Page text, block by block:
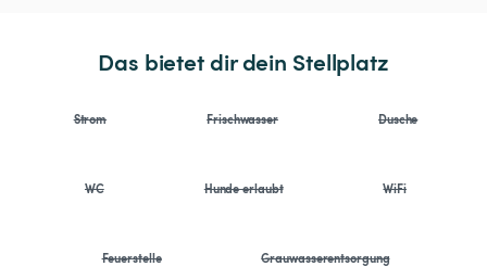
Das bietet dir dein Stellplatz
Strom Frischwasser Dusche
WC Hunde erlaubt WiFi
Feuerstelle Grauwasserentsorgung